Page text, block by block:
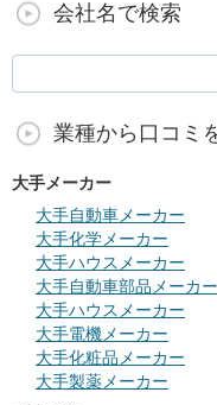
会社名で検索
業種から口コミ
大手メーカー
大手自動車メーカー
大手化学メーカー
大手ハウスメーカー
大手自動車部品メーカー
大手ハウスメーカー
大手電機メーカー
大手化粧品メーカー
大手製薬メーカー